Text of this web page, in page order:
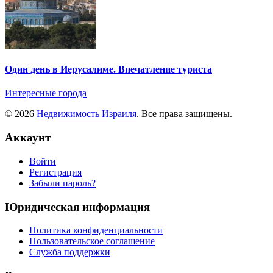
Один день в Иерусалиме. Впечатление туриста
Интересные города
© 2026 Недвижимость Израиля. Все права защищены.
Аккаунт
Войти
Регистрация
Забыли пароль?
Юридическая информация
Политика конфиденциальности
Пользовательское соглашение
Служба поддержки